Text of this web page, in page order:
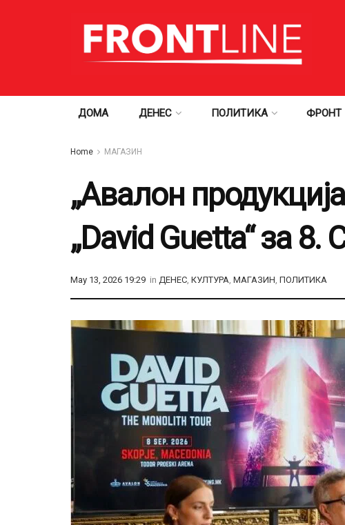
ДОМА ДЕНЕС ПОЛИТИКА ФРОНТ
Home МАГАЗИН
„Авалон
„David Guetta“ за
May 13, 2026 19:29 in ДЕНЕС, КУЛТУРА, МАГАЗИН, ПОЛИТИКА